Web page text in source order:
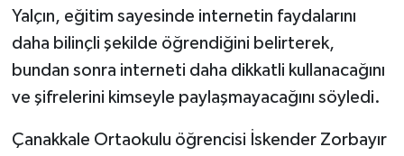
Yalçın, eğitim sayesinde internetin faydalarını
daha bilinçli şekilde öğrendiğini belirterek,
bundan sonra interneti daha dikkatli kullanacağını
ve şifrelerini kimseyle paylaşmayacağını söyledi.
Çanakkale Ortaokulu öğrencisi İskender Zorbayır